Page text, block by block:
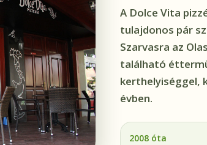
A Dolce Vita
tulajdonos pár
Szarvasra az
található
kerthelyiséggel,
évben.
2008 óta